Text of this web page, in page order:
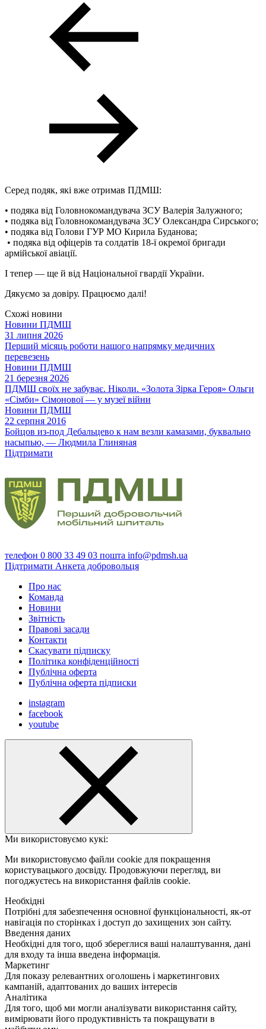
Серед подяк, які вже отримав ПДМШ:
• подяка від Головнокомандувача ЗСУ Валерія Залужного;
• подяка від Головнокомандувача ЗСУ Олександра Сирського;
• подяка від Голови ГУР МО Кирила Буданова;
• подяка від офіцерів та солдатів 18-ї окремої бригади
армійської авіації.
І тепер — ще й від Національної гвардії України.
Дякуємо за довіру. Працюємо далі!
Схожі новини
Новини ПДМШ
31 липня 2026
Перший місяць роботи нашого напрямку медичних
перевезень
Новини ПДМШ
21 березня 2026
ПДМШ своїх не забуває. Ніколи. «Золота Зірка Героя» Ольги
«Сімби» Сімонової — у музеї війни
Новини ПДМШ
22 серпня 2016
Бойцов из-под Дебальцево к нам везли камазами, буквально
насыпью, — Людмила Глиняная
Підтримати
телефон 0 800 33 49 03 пошта info@pdmsh.ua
Підтримати Анкета добровольця
Про нас
Команда
Новини
Звітність
Правові засади
Контакти
Скасувати підписку
Політика конфіденційності
Публічна оферта
Публічна оферта підписки
instagram
facebook
youtube
Ми використовуємо кукі:
Ми використовуємо файли cookie для покращення
користувацького досвіду. Продовжуючи перегляд, ви
погоджуєтесь на використання файлів cookie.
Необхідні
Потрібні для забезпечення основної функціональності, як-от
навігація по сторінках і доступ до захищених зон сайту.
Введення даних
Необхідні для того, щоб збереглися ваші налаштування, дані
для входу та інша введена інформація.
Маркетинг
Для показу релевантних оголошень і маркетингових
кампаній, адаптованих до ваших інтересів
Аналітика
Для того, щоб ми могли аналізувати використання сайту,
вимірювати його продуктивність та покращувати в